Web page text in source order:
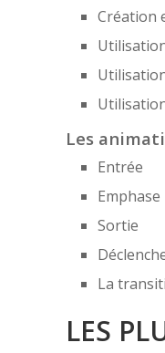
Création
Les
Entrée
Emphase
Sortie
La
LES